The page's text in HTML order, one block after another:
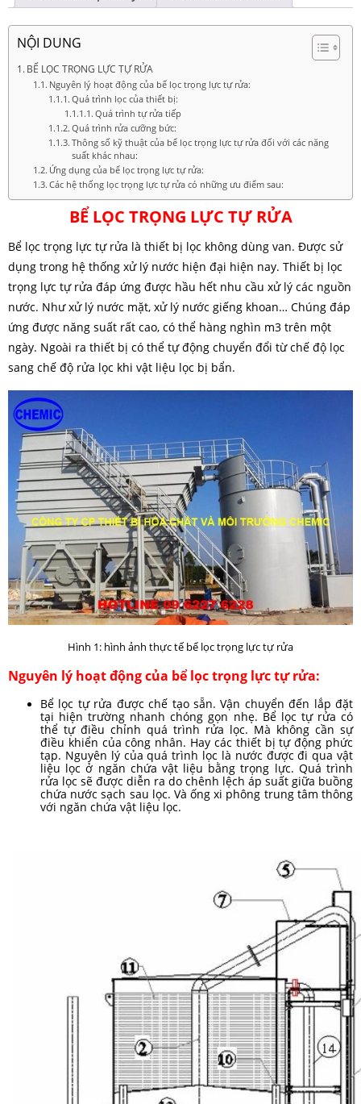
NỘI DUNG
BỂ LỌC TRỌNG LỰC TỰ RỬA
Nguyên lý hoạt động của bể lọc trọng lực tự rửa:
Quá trình lọc của thiết bị:
Quá trình tự rửa tiếp
Quá trình rửa cưỡng bức:
Thông số kỹ thuật của bể lọc trọng lực tự rửa đối với các năng
suất khác nhau:
Ứng dụng của bể lọc trọng lực tự rửa:
Các hệ thống lọc trọng lực tự rửa có những ưu điểm sau:
BỂ LỌC TRỌNG LỰC TỰ RỬA
Bể lọc trọng lực tự rửa là thiết bị lọc không dùng van. Được sử
dụng trong hệ thống xử lý nước hiện đại hiện nay. Thiết bị lọc
trọng lực tự rửa đáp ứng được hầu hết nhu cầu xử lý các nguồn
nước. Như xử lý nước mặt, xử lý nước giếng khoan… Chúng đáp
ứng được năng suất rất cao, có thể hàng nghìn m3 trên một
ngày. Ngoài ra thiết bị có thể tự động chuyển đổi từ chế độ lọc
sang chế độ rửa lọc khi vật liệu lọc bị bẩn.
Hình 1: hình ảnh thực tế bể lọc trọng lực tự rửa
Nguyên lý hoạt động của bể lọc trọng lực tự rửa:
Bể lọc tự rửa được chế tạo sẵn. Vận chuyển đến lắp đặt
tại hiện trường nhanh chóng gọn nhẹ. Bể lọc tự rửa có
thể tự điều chỉnh quá trình rửa lọc. Mà không cần sự
điều khiển của công nhân. Hay các thiết bị tự động phức
tạp. Nguyên lý của quá trình lọc là nước được đi qua vật
liệu lọc ở ngăn chứa vật liệu bằng trọng lực. Quá trình
rửa lọc sẽ được diễn ra do chênh lệch áp suất giữa buồng
chứa nước sạch sau lọc. Và ống xi phông trung tâm thông
với ngăn chứa vật liệu lọc.